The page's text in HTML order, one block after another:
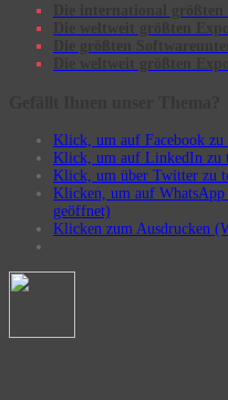
Klick, um auf Facebook
Klick, um auf LinkedIn zu
Klick, um über Twitter zu
Klicken, um auf
geöffnet)
Klicken zum Ausdrucken